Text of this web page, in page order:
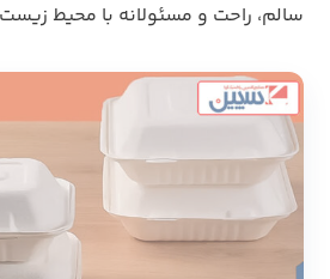
سالم، راحت و مسئولانه با محیط